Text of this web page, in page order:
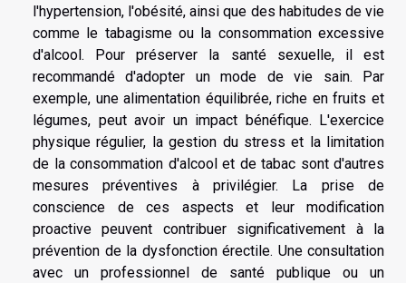
l'hypertension, l'obésité, ainsi que des habitudes de vie
comme le tabagisme ou la consommation excessive
d'alcool. Pour préserver la santé sexuelle, il est
recommandé d'adopter un mode de vie sain. Par
exemple, une alimentation équilibrée, riche en fruits et
légumes, peut avoir un impact bénéfique. L'exercice
physique régulier, la gestion du stress et la limitation
de la consommation d'alcool et de tabac sont d'autres
mesures préventives à privilégier. La prise de
conscience de ces aspects et leur modification
proactive peuvent contribuer significativement à la
prévention de la dysfonction érectile. Une consultation
avec un professionnel de santé publique ou un